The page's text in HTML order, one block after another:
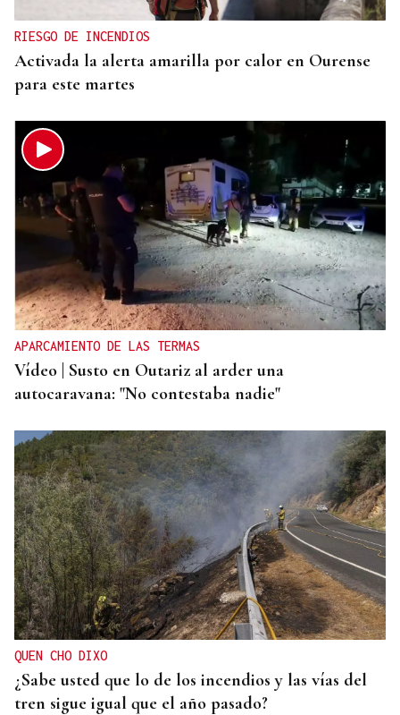
RIESGO DE INCENDIOS
Activada la alerta amarilla por calor en Ourense
para este martes
APARCAMIENTO DE LAS TERMAS
Vídeo | Susto en Outariz al arder una
autocaravana: "No contestaba nadie"
QUEN CHO DIXO
¿Sabe usted que lo de los incendios y las vías del
tren sigue igual que el año pasado?